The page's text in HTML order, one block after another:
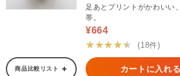
足あとプリントがかわいい
帯。
¥664
★★★★★
(18件)
商品比較リスト カートに入れる